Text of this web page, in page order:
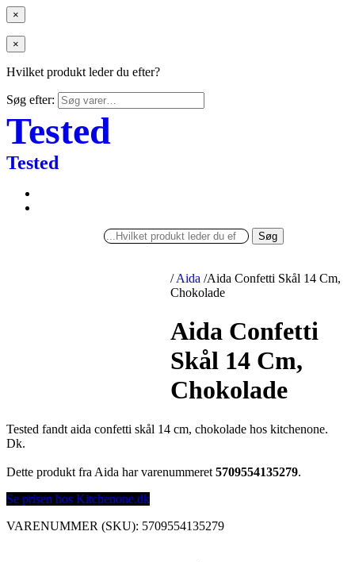
×
×
Hvilket produkt leder du efter?
Søg efter:
Tested
Tested
Søg
/ Aida /Aida Confetti Skål 14 Cm,
Chokolade
Aida Confetti
Skål 14 Cm,
Chokolade
Tested fandt aida confetti skål 14 cm, chokolade hos kitchenone.
Dk.
Dette produkt fra Aida har varenummeret 5709554135279.
Se prisen hos Kitchenone.dk
VARENUMMER (SKU): 5709554135279